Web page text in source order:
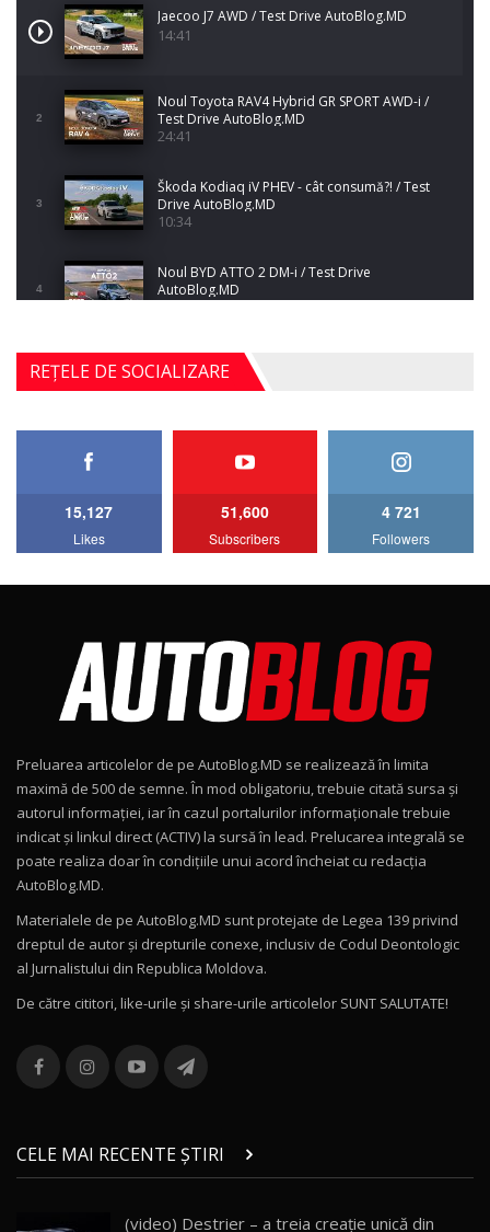
Jaecoo J7 AWD / Test Drive AutoBlog.MD
14:41
2
Noul Toyota RAV4 Hybrid GR SPORT AWD-i /
Test Drive AutoBlog.MD
24:41
3
Škoda Kodiaq iV PHEV - cât consumă?! / Test
Drive AutoBlog.MD
10:34
4
Noul BYD ATTO 2 DM-i / Test Drive
AutoBlog.MD
17:35
5
Noul Mercedes-Benz S-Class facelift (S 580
4MATIC V223) / Test Drive AutoBlog.MD
27:33
AutoBlog.MD
15:08
Noul Geely EX2 / Test Drive AutoBlog.MD
15:22
Mercedes-AMG E 53 HYBRID 4MATIC+ / Test
Drive AutoBlog.MD
16:27
11
Noul Volvo ES90 / Test Drive AutoBlog.MD
12
Noul MG HS / Test Drive AutoBlog.MD
16:48
13
combină aventura cu luxul / AutoBlog.MD
36:08
chinez care face lumea să se întoarcă după el
/ AutoBlog.MD
17:27
15
REȚELE DE SOCIALIZARE
15,127
Likes
51,600
Subscribers
4 721
Followers
Preluarea articolelor de pe AutoBlog.MD se realizează în limita
maximă de 500 de semne. În mod obligatoriu, trebuie citată sursa și
autorul informației, iar în cazul portalurilor informaționale trebuie
indicat și linkul direct (ACTIV) la sursă în lead. Prelucarea integrală se
poate realiza doar în condițiile unui acord încheiat cu redacţia
AutoBlog.MD.
Materialele de pe AutoBlog.MD sunt protejate de Legea 139 privind
dreptul de autor și drepturile conexe, inclusiv de Codul Deontologic
al Jurnalistului din Republica Moldova.
De către cititori, like-urile şi share-urile articolelor SUNT SALUTATE!
CELE MAI RECENTE ȘTIRI
(video) Destrier – a treia creație unică din